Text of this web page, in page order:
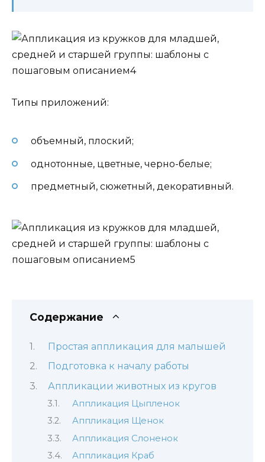
Типы приложений:
объемный, плоский;
однотонные, цветные, черно-белые;
предметный, сюжетный, декоративный.
Содержание
Простая аппликация для малышей
Подготовка к началу работы
Аппликации животных из кругов
Аппликация Цыпленок
Аппликация Щенок
Аппликация Слоненок
Аппликация Краб